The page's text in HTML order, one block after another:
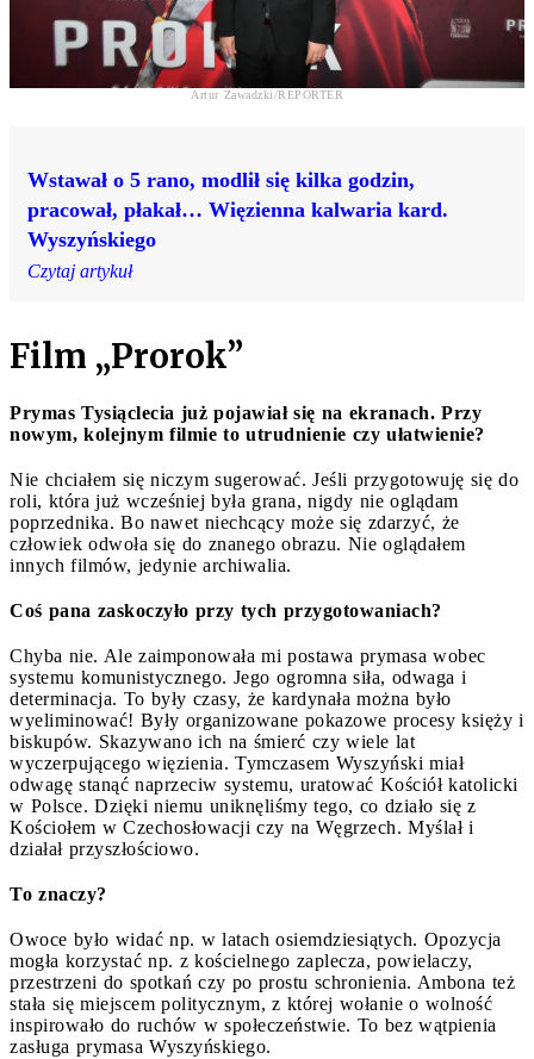
Artur Zawadzki/REPORTER
Wstawał o 5 rano, modlił się kilka godzin,
pracował, płakał… Więzienna kalwaria kard.
Wyszyńskiego
Czytaj artykuł
Film „Prorok”
Prymas Tysiąclecia już pojawiał się na ekranach. Przy
nowym, kolejnym filmie to utrudnienie czy ułatwienie?
Nie chciałem się niczym sugerować. Jeśli przygotowuję się do
roli, która już wcześniej była grana, nigdy nie oglądam
poprzednika. Bo nawet niechcący może się zdarzyć, że
człowiek odwoła się do znanego obrazu. Nie oglądałem
innych filmów, jedynie archiwalia.
Coś pana zaskoczyło przy tych przygotowaniach?
Chyba nie. Ale zaimponowała mi postawa prymasa wobec
systemu komunistycznego. Jego ogromna siła, odwaga i
determinacja. To były czasy, że kardynała można było
wyeliminować! Były organizowane pokazowe procesy księży i
biskupów. Skazywano ich na śmierć czy wiele lat
wyczerpującego więzienia. Tymczasem Wyszyński miał
odwagę stanąć naprzeciw systemu, uratować Kościół katolicki
w Polsce. Dzięki niemu uniknęliśmy tego, co działo się z
Kościołem w Czechosłowacji czy na Węgrzech. Myślał i
działał przyszłościowo.
To znaczy?
Owoce było widać np. w latach osiemdziesiątych. Opozycja
mogła korzystać np. z kościelnego zaplecza, powielaczy,
przestrzeni do spotkań czy po prostu schronienia. Ambona też
stała się miejscem politycznym, z której wołanie o wolność
inspirowało do ruchów w społeczeństwie. To bez wątpienia
zasługa prymasa Wyszyńskiego.